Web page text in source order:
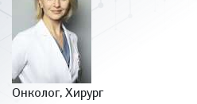
Онколог, Хирург